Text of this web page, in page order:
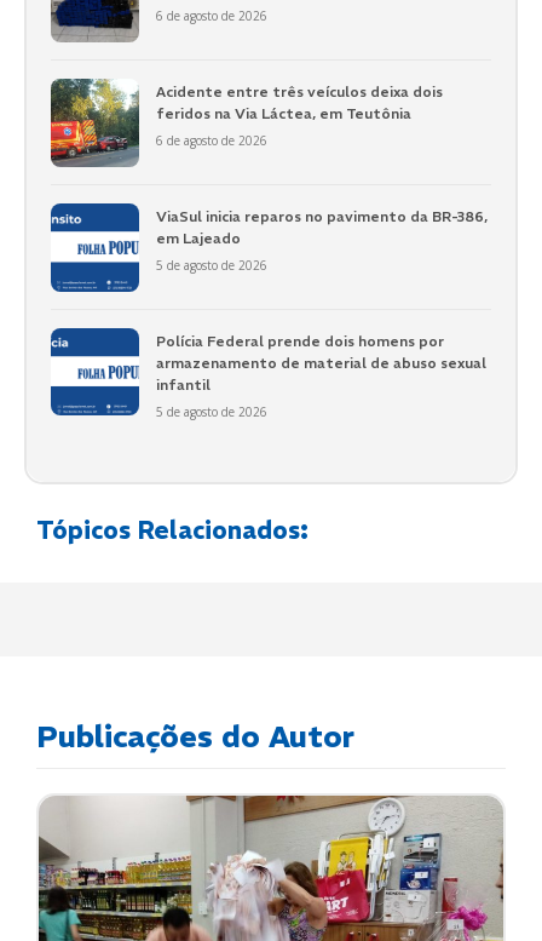
6 de agosto de 2026
Acidente entre três veículos deixa dois
feridos na Via Láctea, em Teutônia
6 de agosto de 2026
ViaSul inicia reparos no pavimento da BR-386,
em Lajeado
5 de agosto de 2026
Polícia Federal prende dois homens por
armazenamento de material de abuso sexual
infantil
5 de agosto de 2026
Tópicos Relacionados:
Publicações do Autor